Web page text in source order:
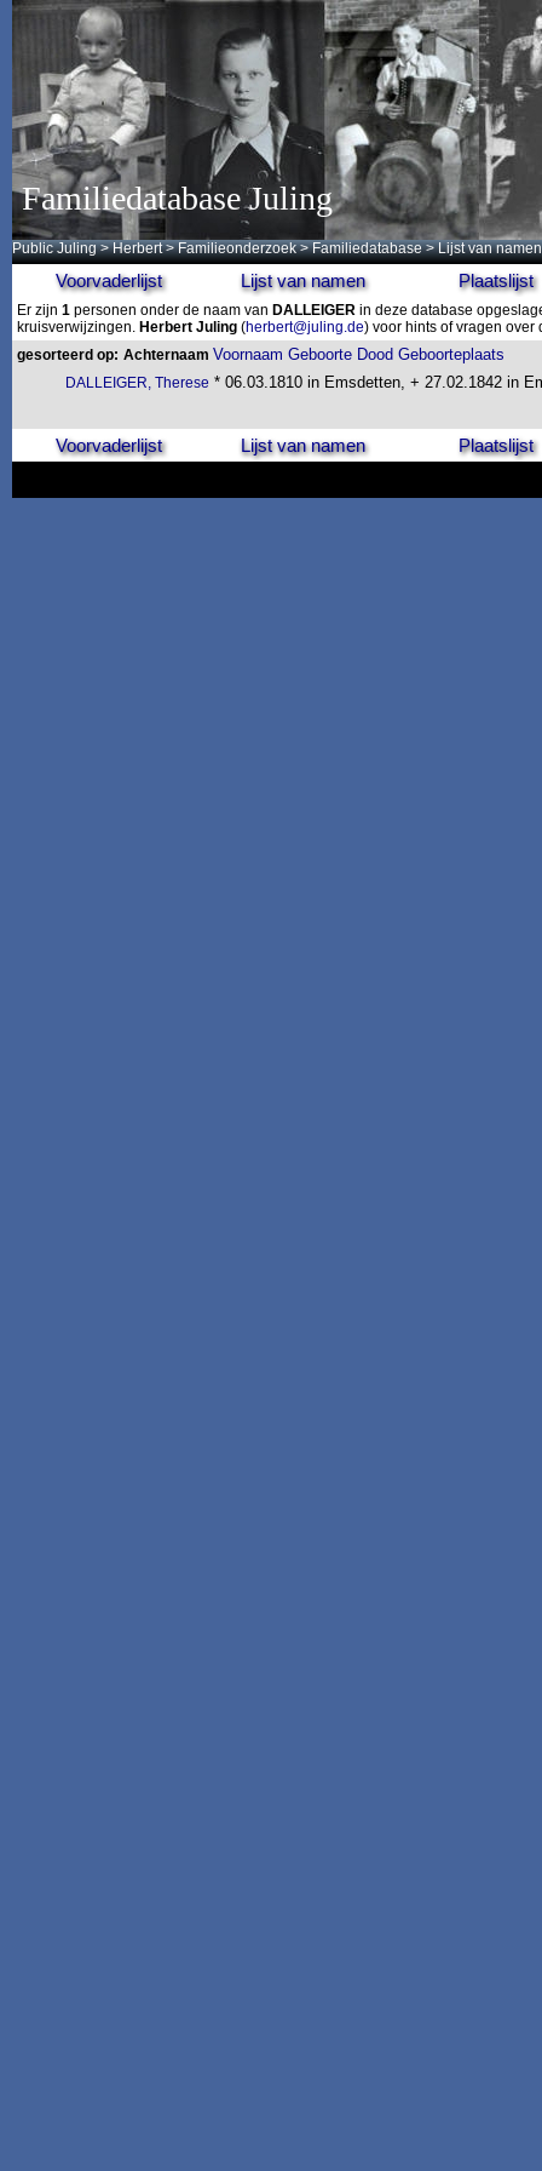
Familiedatabase Juling
Public Juling >Herbert >Familieonderzoek >Familiedatabase > Lijst van namen
Voorvaderlijst Lijst van namen Plaatslijst
Er zijn 1 personen onder de naam van DALLEIGER in deze database
kruisverwijzingen. Herbert Juling (herbert@juling.de) voor hints of vragen
gesorteerd op: Achternaam Voornaam Geboorte Dood Geboorteplaats
DALLEIGER, Therese * 06.03.1810 in Emsdetten, + 27.02.1842 in
Voorvaderlijst Lijst van namen Plaatslijst